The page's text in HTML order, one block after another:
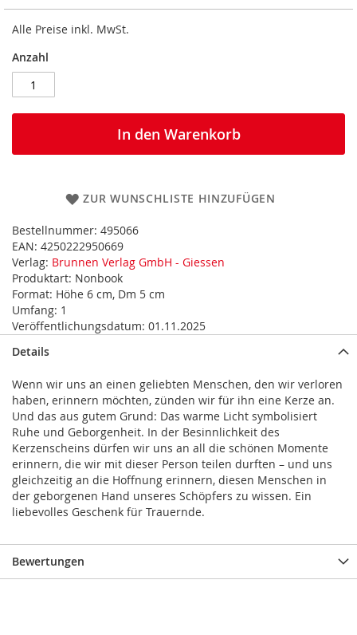
Alle Preise inkl. MwSt.
Anzahl
In den Warenkorb
ZUR WUNSCHLISTE HINZUFÜGEN
Bestellnummer: 495066
EAN: 4250222950669
Verlag: Brunnen Verlag GmbH - Giessen
Produktart: Nonbook
Format: Höhe 6 cm, Dm 5 cm
Umfang: 1
Veröffentlichungsdatum: 01.11.2025
Details
Wenn wir uns an einen geliebten Menschen, den wir verloren
haben, erinnern möchten, zünden wir für ihn eine Kerze an.
Und das aus gutem Grund: Das warme Licht symbolisiert
Ruhe und Geborgenheit. In der Besinnlichkeit des
Kerzenscheins dürfen wir uns an all die schönen Momente
erinnern, die wir mit dieser Person teilen durften – und uns
gleichzeitig an die Hoffnung erinnern, diesen Menschen in
der geborgenen Hand unseres Schöpfers zu wissen. Ein
liebevolles Geschenk für Trauernde.
Bewertungen